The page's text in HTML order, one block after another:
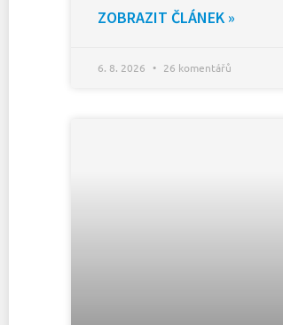
ZOBRAZIT ČLÁNEK »
6. 8. 2026 26 komentářů